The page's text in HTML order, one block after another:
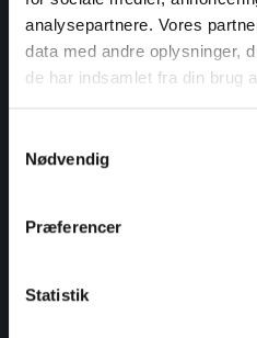
analysepartnere. Vores
data med andre oplysninger,
de har indsamlet fra din brug
Nødvendig
Præferencer
Statistik
hører du fra os snarest. Vi
Book tid Ring til os